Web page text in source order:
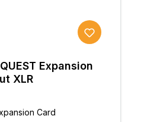
Expansion
XLR
Card